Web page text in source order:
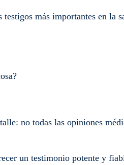
testigos más importantes en la
no todas las opiniones
un testimonio potente y